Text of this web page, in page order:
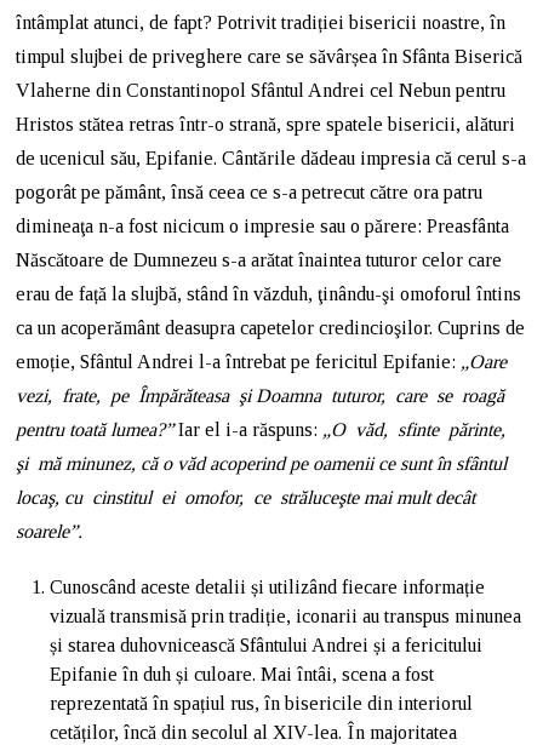
întâmplat atunci, de fapt? Potrivit tradiției bisericii noastre, în
timpul slujbei de priveghere care se săvârșea în Sfânta Biserică
Vlaherne din Constantinopol Sfântul Andrei cel Nebun pentru
Hristos stătea retras într-o strană, spre spatele bisericii, alături
de ucenicul său, Epifanie. Cântările dădeau impresia că cerul s-a
pogorât pe pământ, însă ceea ce s-a petrecut către ora patru
dimineaţa n-a fost nicicum o impresie sau o părere: Preasfânta
Născătoare de Dumnezeu s-a arătat înaintea tuturor celor care
erau de față la slujbă, stând în văzduh, ţinându-şi omoforul întins
ca un acoperământ deasupra capetelor credincioşilor. Cuprins de
emoție, Sfântul Andrei l-a întrebat pe fericitul Epifanie: „Oare
vezi, frate, pe Împărăteasa şi Doamna tuturor, care se roagă
pentru toată lumea?”Iar el i-a răspuns: „O văd, sfinte părinte,
şi mă minunez, că o văd acoperind pe oamenii ce sunt în sfântul
locaş, cu cinstitul ei omofor, ce străluceşte mai mult decât
soarele”.
Cunoscând aceste detalii și utilizând fiecare informație
vizuală transmisă prin tradiție, iconarii au transpus minunea
și starea duhovnicească Sfântului Andrei și a fericitului
Epifanie în duh și culoare. Mai întâi, scena a fost
reprezentată în spațiul rus, în bisericile din interiorul
cetăților, încă din secolul al XIV-lea. În majoritatea